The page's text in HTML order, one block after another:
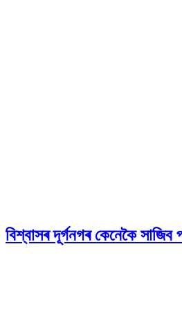
বিশ্বাসৰ দূৰ্গনগৰ কেনেকৈ সাজিব